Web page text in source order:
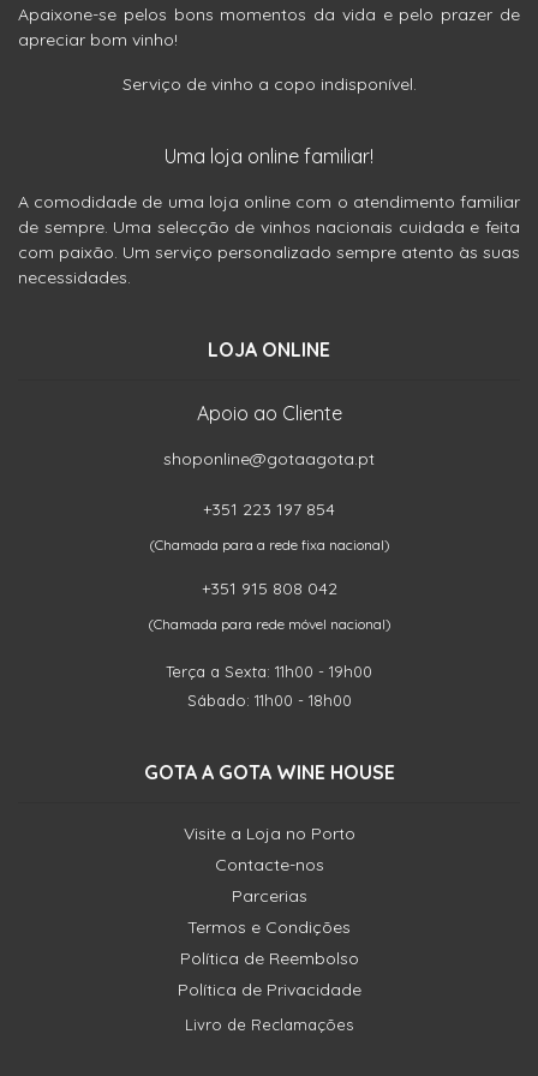
Apaixone-se pelos bons momentos da vida e pelo prazer de
apreciar bom vinho!
Serviço de vinho a copo indisponível.
Uma loja online familiar!
A comodidade de uma loja online com o atendimento familiar
de sempre. Uma selecção de vinhos nacionais cuidada e feita
com paixão. Um serviço personalizado sempre atento às suas
necessidades.
LOJA ONLINE
Apoio ao Cliente
shoponline@gotaagota.pt
+351 223 197 854
(Chamada para a rede fixa nacional)
+351 915 808 042
(Chamada para rede móvel nacional)
Terça a Sexta: 11h00 - 19h00
Sábado: 11h00 - 18h00
GOTA A GOTA WINE HOUSE
Visite a Loja no Porto
Contacte-nos
Parcerias
Termos e Condições
Política de Reembolso
Política de Privacidade
Livro de Reclamações